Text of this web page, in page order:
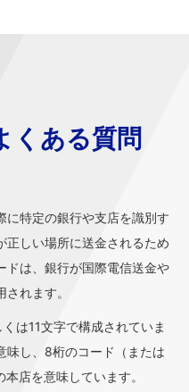
くある質問
に特定の銀行や支店を識別す
正しい場所に送金されるため
ドは、銀行が国際電信送金や
れます。
は11文字で構成されていま
味し、8桁のコード（または
店を意味しています。